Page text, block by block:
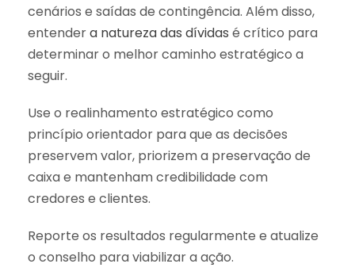
cenários e saídas de contingência. Além disso,
entendera natureza das dívidas é crítico para
determinar o melhor caminho estratégico a
seguir.
Use o realinhamento estratégico como
princípio orientador para que as decisões
preservem valor, priorizem a preservação de
caixa e mantenham credibilidade com
credores e clientes.
Reporte os resultados regularmente e atualize
o conselho para viabilizar a ação.